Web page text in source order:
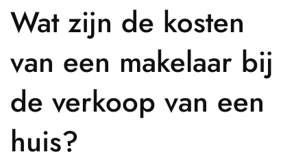
Wat zijn de kosten
van een makelaar bij
de verkoop van een
huis?